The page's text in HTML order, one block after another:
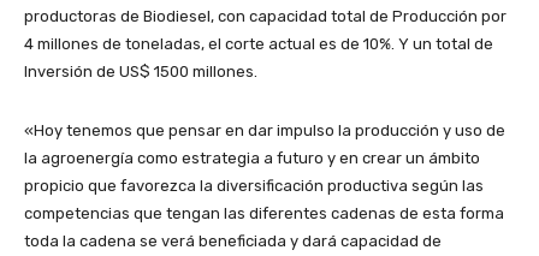
productoras de Biodiesel, con capacidad total de Producción por
4 millones de toneladas, el corte actual es de 10%. Y un total de
Inversión de US$ 1500 millones.
«Hoy tenemos que pensar en dar impulso la producción y uso de
la agroenergía como estrategia a futuro y en crear un ámbito
propicio que favorezca la diversificación productiva según las
competencias que tengan las diferentes cadenas de esta forma
toda la cadena se verá beneficiada y dará capacidad de